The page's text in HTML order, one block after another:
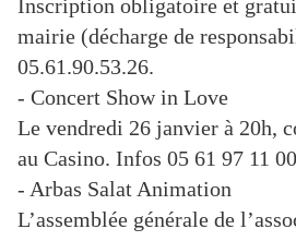
Inscription obligatoire et
mairie (décharge de
05.61.90.53.26.
- Concert Show in Love
Le vendredi 26 janvier à 20h,
au Casino. Infos 05 61 97 11
- Arbas Salat Animation
L’assemblée générale de